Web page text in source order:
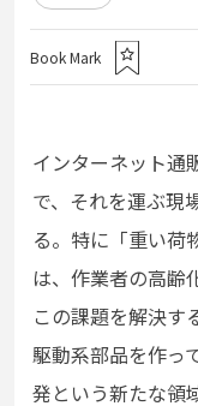
Book Mark
インターネット通
で、それを運ぶ現
る。特に「重い荷
は、作業者の高齢
この課題を解決す
駆動系部品を作っ
発という新たな領